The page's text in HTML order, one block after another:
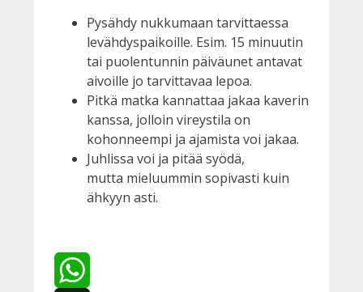
Pysähdy nukkumaan tarvittaessa
levähdyspaikoille. Esim. 15 minuutin
tai puolentunnin päiväunet antavat
aivoille jo tarvittavaa lepoa.
Pitkä matka kannattaa jakaa kaverin
kanssa, jolloin vireystila on
kohonneempi ja ajamista voi jakaa.
Juhlissa voi ja pitää syödä,
mutta mieluummin sopivasti kuin
ähkyyn asti.